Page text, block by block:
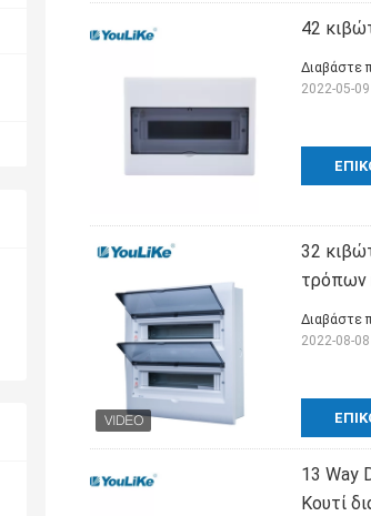
42
Διαβάστε
2022-05-
32
τρόπων
Διαβάστε
2022-08-
13 Way
Κουτί